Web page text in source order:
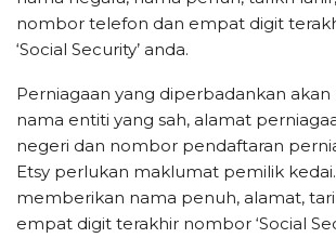
nombor telefon dan empat digit
‘Social Security’ anda.
Perniagaan yang diperbadankan
nama entiti yang sah, alamat
negeri dan nombor pendaftaran
Etsy perlukan maklumat pemilik
memberikan nama penuh, alamat,
empat digit terakhir nombor ‘Social